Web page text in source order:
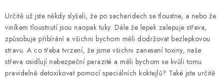
SLEVY, AKCE
BESTSELLERY
ŽENY
Určitě už jste někdy slyšeli, že po sacharidech se tloustne, a nebo že
viníkem tloustnutí jsou naopak tuky. Dále že lepek zalepuje střeva,
způsobuje přibírání a všichni bychom měli dodržovat bezlepkovou
stravu. A co třeba tvrzení, že jsme všichni zanesení toxiny, naše
střeva osidlují nebezpeční parazité a měli bychom se kvůli tomu
pravidelně detoxikovat pomocí speciálních koktejlů? Také jste určitě